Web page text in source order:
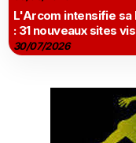
L'Arcom intensifie sa
: 31 nouveaux sites
30/07/2026